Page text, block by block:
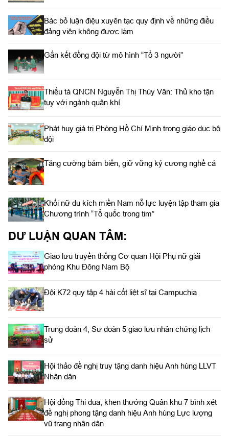
Bác bỏ luận điệu xuyên tạc quy định về những điều
đảng viên không được làm
Gắn kết đồng đội từ mô hình “Tổ 3 người”
Thiếu tá QNCN Nguyễn Thị Thúy Vân: Thủ kho tận
tụy với ngành quân khí
Phát huy giá trị Phòng Hồ Chí Minh trong giáo dục bộ
đội
Tăng cường bám biển, giữ vững kỷ cương nghề cá
Khối nữ du kích miền Nam nỗ lực luyện tập tham gia
Chương trình “Tổ quốc trong tim”
DƯ LUẬN QUAN TÂM:
Giao lưu truyền thống Cơ quan Hội Phụ nữ giải
phóng Khu Đông Nam Bộ
Đội K72 quy tập 4 hài cốt liệt sĩ tại Campuchia
Trung đoàn 4, Sư đoàn 5 giao lưu nhân chứng lịch
sử
Hội thảo đề nghị truy tặng danh hiệu Anh hùng LLVT
Nhân dân
Hội đồng Thi đua, khen thưởng Quân khu 7 bình xét
đề nghị phong tặng danh hiệu Anh hùng Lực lượng
vũ trang nhân dân